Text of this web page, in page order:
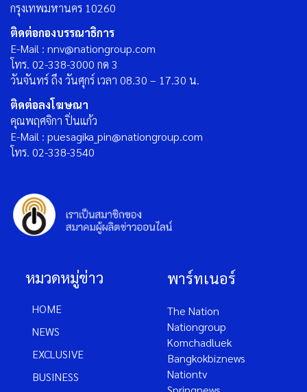
กรุงเทพมหานคร 10260
ติดต่อกองบรรณาธิการ
E-Mail : nnv@nationgroup.com
โทร. 02-338-3000 กด 3
วันจันทร์ ถึง วันศุกร์ เวลา 08.30 – 17.30 น.
ติดต่อลงโฆษณา
คุณพฤศจิกา ปิ่นแก้ว
E-Mail : puesagika_pin@nationgroup.com
โทร. 02-338-3540
หมวดหมู่ข่าว
HOME
NEWS
EXCLUSIVE
BUSINESS
พาร์ทเนอร์
The Nation
Nationgroup
Komchadluek
Bangkokbiznews
Nationtv